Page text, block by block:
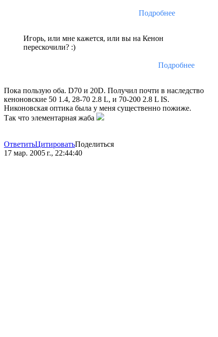
Подробнее
Игорь, или мне кажется, или вы на Кенон
перескочили? :)
Подробнее
Пока пользую оба. D70 и 20D. Получил почти в наследство
кеноновские 50 1.4, 28-70 2.8 L, и 70-200 2.8 L IS.
Никоновская оптика была у меня существенно пожиже.
Так что элементарная жаба
ОтветитьЦитироватьПоделиться
17 мар. 2005 г., 22:44:40